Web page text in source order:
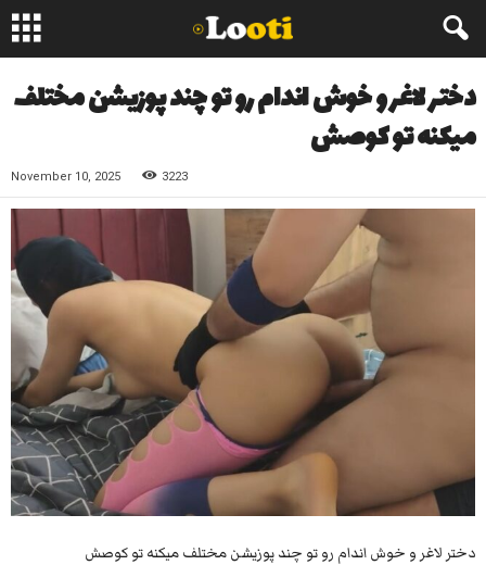
دختر لاغر و خوش اندام رو تو چند پوزیشن مختلف
میکنه تو کوصش
November 10, 2025 3223
دختر لاغر و خوش اندام رو تو چند پوزیشن مختلف میکنه تو کوصش